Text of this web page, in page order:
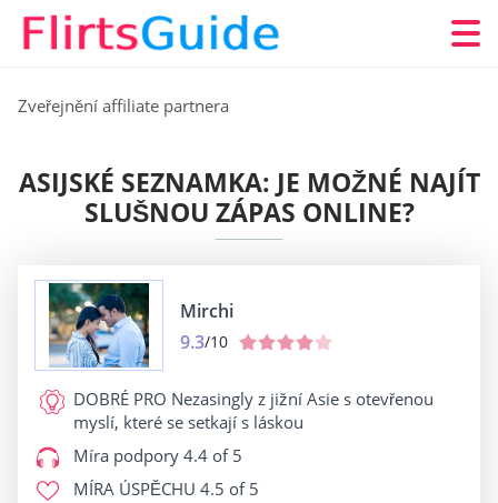
Zveřejnění affiliate partnera
ASIJSKÉ SEZNAMKA: JE MOŽNÉ NAJÍT
SLUŠNOU ZÁPAS ONLINE?
Mirchi
9.3/10
DOBRÉ PRO Nezasingly z jižní Asie s otevřenou
myslí, které se setkají s láskou
Míra podpory 4.4 of 5
MÍRA ÚSPĚCHU 4.5 of 5